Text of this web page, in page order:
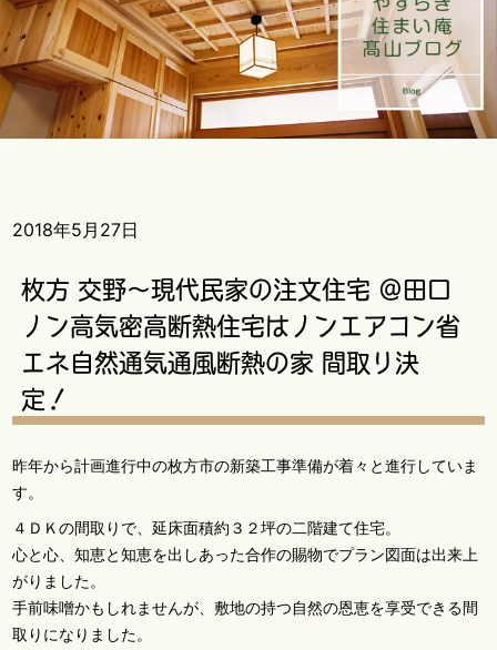
2018年5月27日
枚方 交野～現代民家の注文住宅 ＠田口
ノン高気密高断熱住宅はノンエアコン省
エネ自然通気通風断熱の家 間取り決
定！
昨年から計画進行中の枚方市の新築工事準備が着々と進行していま
す。
４ＤＫの間取りで、延床面積約３２坪の二階建て住宅。
心と心、知恵と知恵を出しあった合作の賜物でプラン図面は出来上
がりました。
手前味噌かもしれませんが、敷地の持つ自然の恩恵を享受できる間
取りになりました。